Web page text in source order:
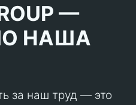
—
НАША
за наш труд — это